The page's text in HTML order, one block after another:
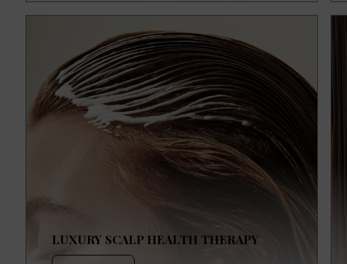
LUXURY SCALP HEALTH THERAPY